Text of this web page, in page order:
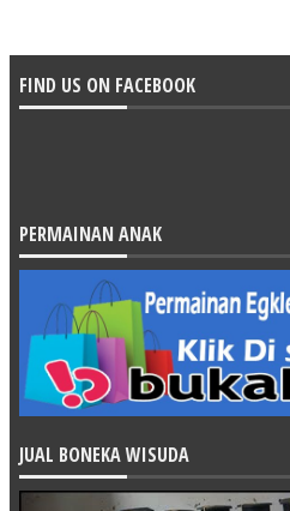
FIND US ON FACEBOOK
PERMAINAN ANAK
JUAL BONEKA WISUDA